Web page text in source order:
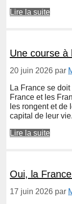
Lire la suite
Une course à
20 juin 2026 par
La France se
France et les
les rongent et de
capital de leur
Lire la suite
Oui, la
17 juin 2026 par